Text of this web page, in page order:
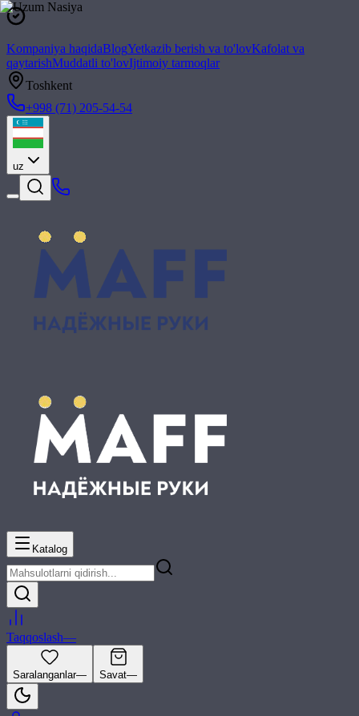
Kompaniya haqidaBlogYetkazib berish va to'lovKafolat va
qaytarishMuddatli to'lovIjtimoiy tarmoqlar
Toshkent
+998 (71) 205-54-54
uz
Katalog
Taqqoslash—
Saralanganlar— Savat—